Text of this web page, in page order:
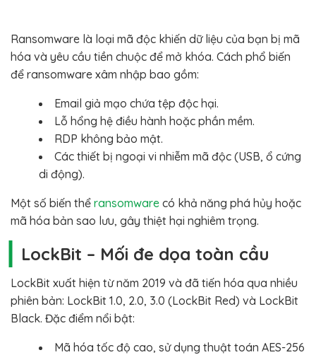
Ransomware là loại mã độc khiến dữ liệu của bạn bị mã
hóa và yêu cầu tiền chuộc để mở khóa. Cách phổ biến
để ransomware xâm nhập bao gồm:
Email giả mạo chứa tệp độc hại.
Lỗ hổng hệ điều hành hoặc phần mềm.
RDP không bảo mật.
Các thiết bị ngoại vi nhiễm mã độc (USB, ổ cứng
di động).
Một số biến thể ransomware có khả năng phá hủy hoặc
mã hóa bản sao lưu, gây thiệt hại nghiêm trọng.
LockBit – Mối đe dọa toàn cầu
LockBit xuất hiện từ năm 2019 và đã tiến hóa qua nhiều
phiên bản: LockBit 1.0, 2.0, 3.0 (LockBit Red) và LockBit
Black. Đặc điểm nổi bật:
Mã hóa tốc độ cao, sử dụng thuật toán AES-256